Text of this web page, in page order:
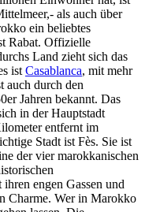
als auch über
ein beliebtes
Rabat. Offizielle
Land zieht sich das
ist Casablanca, mit mehr
auch durch den
Jahren bekannt. Das
in der Hauptstadt
entfernt im
Stadt ist Fès. Sie ist
der vier marokkanischen
engen Gassen und
Charme. Wer in Marokko